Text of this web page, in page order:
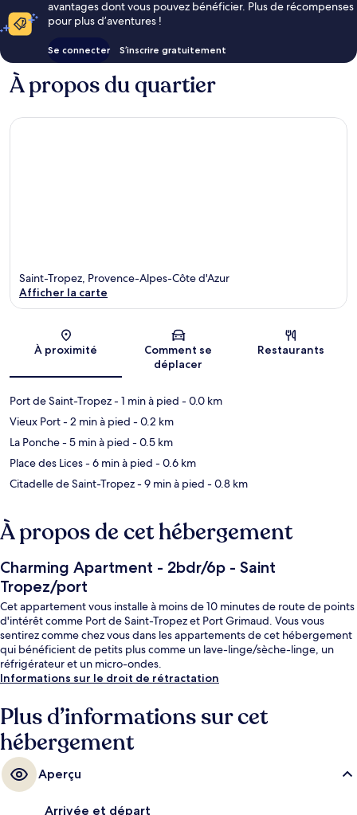
avantages dont vous pouvez bénéficier. Plus de récompenses
pour plus d’aventures !
Se connecter S’inscrire gratuitement
À propos du quartier
Carte
Saint-Tropez, Provence-Alpes-Côte d'Azur
Afficher la carte
À proximité
Comment se
déplacer
Restaurants
Port de Saint-Tropez- 1 min à pied - 0.0 km
Vieux Port- 2 min à pied - 0.2 km
La Ponche- 5 min à pied - 0.5 km
Place des Lices- 6 min à pied - 0.6 km
Citadelle de Saint-Tropez- 9 min à pied - 0.8 km
À propos de cet hébergement
Charming Apartment - 2bdr/6p - Saint
Tropez/port
Cet appartement vous installe à moins de 10 minutes de route de points
d'intérêt comme Port de Saint-Tropez et Port Grimaud. Vous vous
sentirez comme chez vous dans les appartements de cet hébergement
qui bénéficient de petits plus comme un lave-linge/sèche-linge, un
réfrigérateur et un micro-ondes.
Informations sur le droit de rétractation
Plus d’informations sur cet
hébergement
Aperçu
Arrivée et départ